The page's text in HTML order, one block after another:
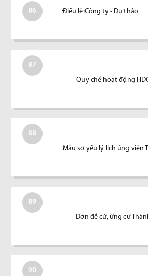
86 Điều lệ Công ty - Dự thảo
87
Quy chế hoạt động
88
Mẫu sơ yếu lý lịch ứng viên
89
Đơn đề cử, ứng cử
90